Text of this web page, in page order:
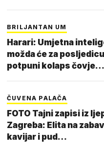
BRILJANTAN UM
Harari: Umjetna
možda će za
potpuni kolaps čovje…
ČUVENA PALAČA
FOTO Tajni zapisi iz ljepotice
Zagreba: Elita na zabavama jela
kavijar i pud…